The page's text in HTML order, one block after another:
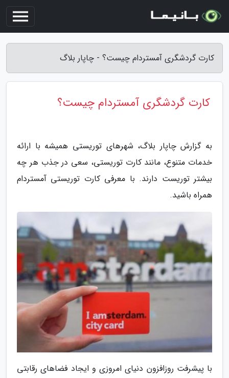
کارت گردشگری آمستردام چیست؟ - چاپار بلاگ
کارت گردشگری آمستردام چیست؟
به گزارش چاپار بلاگ، شهرهای توریستی همیشه با ارائه
خدمات متنوع، مانند کارت توریستی، سعی در جذب هر چه
بیشتر توریست دارند. با معرفی کارت توریستی آمستردام
همراه باشید.
با پیشرفت روزافزون دنیای امروزی و ایجاد فضاهای رقابتی